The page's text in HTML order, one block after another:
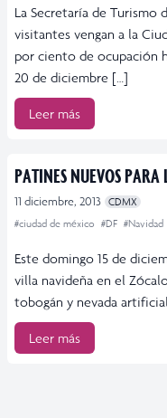
La Secretaría de Turismo
visitantes vengan a la
por ciento de ocupación
20 de diciembre […]
Leer más
PATINES NUEVOS
11 diciembre, 2013 CDMX
#ciudad de méxico #DF #Navidad
Este domingo 15 de
villa navideña en el
tobogán y nevada
Leer más